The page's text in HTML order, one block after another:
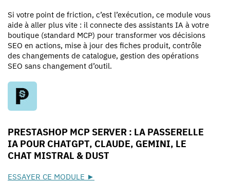
Si votre point de friction, c’est l’exécution, ce module vous
aide à aller plus vite : il connecte des assistants IA à votre
boutique (standard MCP) pour transformer vos décisions
SEO en actions, mise à jour des fiches produit, contrôle
des changements de catalogue, gestion des opérations
SEO sans changement d’outil.
PRESTASHOP MCP SERVER : LA PASSERELLE
IA POUR CHATGPT, CLAUDE, GEMINI, LE
CHAT MISTRAL & DUST
ESSAYER CE MODULE ►